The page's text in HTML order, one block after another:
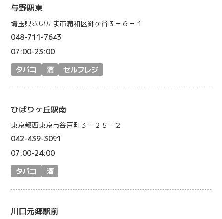
与野駅東
埼玉県さいたま市浦和区針ヶ谷３－６－１
048-711-7643
07:00-23:00
タバコ
酒 セルフレジ
ひばりヶ丘駅南
東京都西東京市谷戸町３－２５－２
042-439-3091
07:00-24:00
タバコ
酒
川口元郷駅前